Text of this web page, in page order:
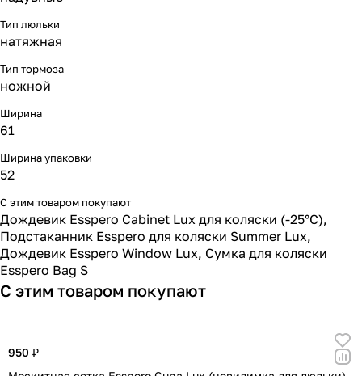
Тип люльки
натяжная
Тип тормоза
ножной
Ширина
61
Ширина упаковки
52
С этим товаром покупают
Дождевик Esspero Cabinet Lux для коляски (-25°С),
Подстаканник Esspero для коляски Summer Lux,
Дождевик Esspero Window Lux, Сумка для коляски
Esspero Bag S
С этим товаром покупают
950 ₽